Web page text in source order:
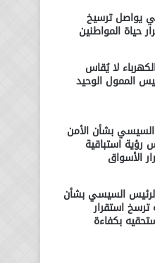
يواصل ترسيخ
حياة المواطنين
لا يُقاس
الممول الوحيد
بشأن الأمن
رؤية استباقية
الأسواق
السيسي بشأن
ترسخ استقرار
بكفاءة